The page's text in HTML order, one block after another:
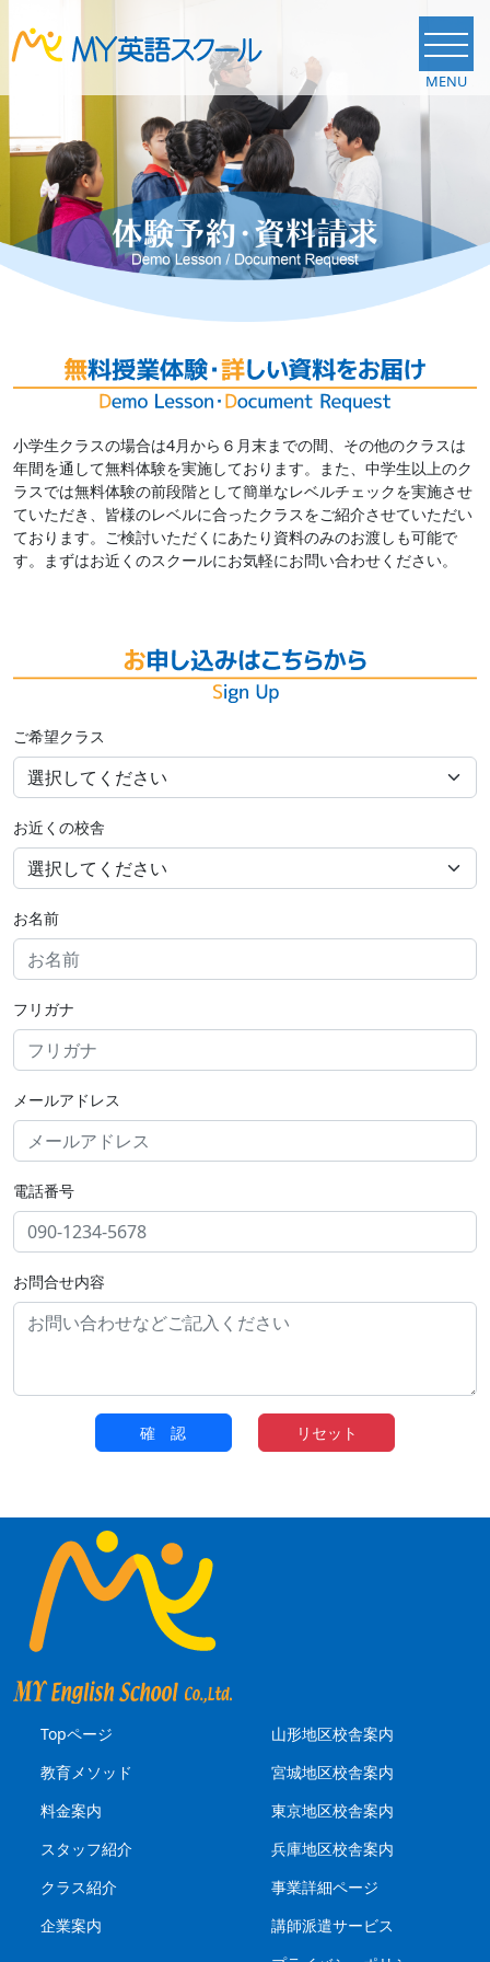
MENU
小学生クラスの場合は4月から６月末までの間、その他のクラスは
年間を通して無料体験を実施しております。また、中学生以上のク
ラスでは無料体験の前段階として簡単なレベルチェックを実施させ
ていただき、皆様のレベルに合ったクラスをご紹介させていただい
ております。ご検討いただくにあたり資料のみのお渡しも可能で
す。まずはお近くのスクールにお気軽にお問い合わせください。
ご希望クラス
お近くの校舎
お名前
フリガナ
メールアドレス
電話番号
お問合せ内容
Topページ
教育メソッド
料金案内
スタッフ紹介
クラス紹介
企業案内
山形地区校舎案内
宮城地区校舎案内
東京地区校舎案内
兵庫地区校舎案内
事業詳細ページ
講師派遣サービス